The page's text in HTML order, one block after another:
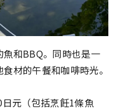
和BBQ。同時也是一
材的午餐和咖啡時光。
（包括烹飪1條魚